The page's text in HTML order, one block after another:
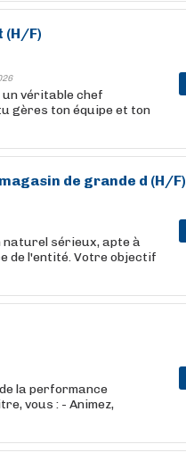
(H/F)
véritable chef
gères ton équipe et ton
de grande d (H/F)
naturel sérieux, apte à
de l'entité. Votre objectif
la performance
vous : - Animez,